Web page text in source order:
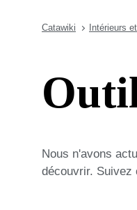
Catawiki Intérieurs
Nous n'avons
découvrir. Suivez